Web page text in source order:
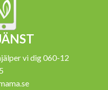
vi dig 060-12